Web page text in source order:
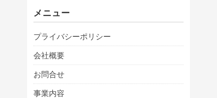
メニュー
プライバシーポリシー
会社概要
お問合せ
事業内容